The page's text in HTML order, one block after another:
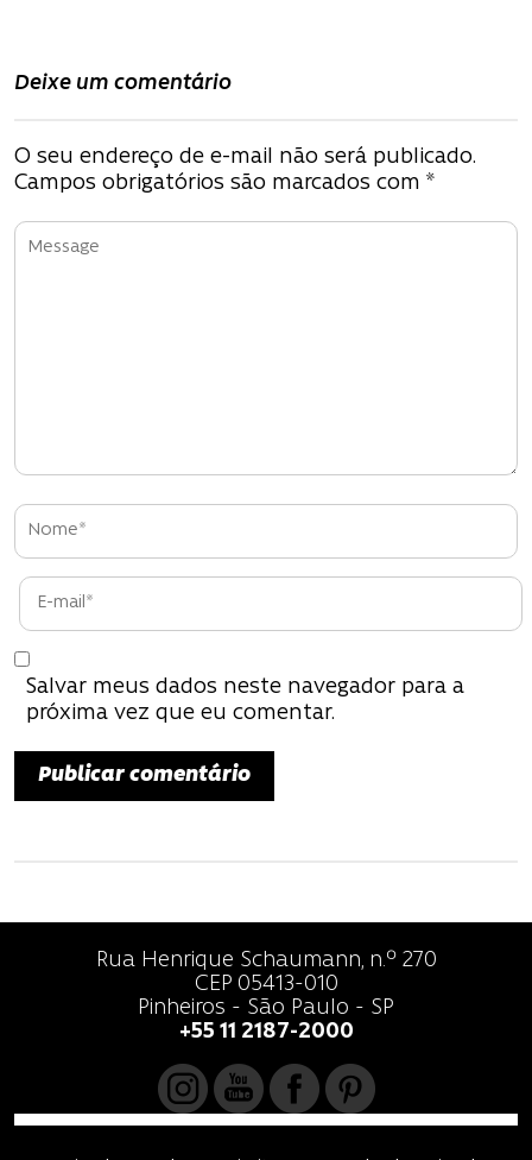
v
g
a
ç
P
o
s
t
Deixe um comentário
O seu endereço de e-mail não será publicado.
Campos obrigatórios são marcados com *
Salvar meus dados neste navegador para a
próxima vez que eu comentar.
Rua Henrique Schaumann, n.º 270
CEP 05413-010
Pinheiros - São Paulo - SP
+55 11 2187-2000